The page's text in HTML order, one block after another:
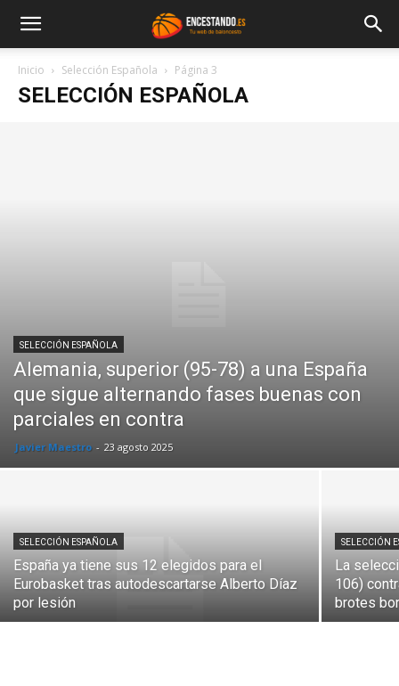
Inicio Selección Española Página 3
SELECCIÓN ESPAÑOLA
SELECCIÓN ESPAÑOLA
Alemania, superior (95-78) a una España
que sigue alternando fases buenas con
parciales en contra
Javier Maestro - 23 agosto 2025
SELECCIÓN ESPAÑOLA
España ya tiene sus 12 elegidos para el
Eurobasket tras autodescartarse Alberto Díaz
por lesión
SELECCIÓN
La
106)
brotes